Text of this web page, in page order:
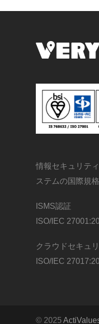
情報セキュリテ
ステムの国際規
ISMS認証
ISO/IEC
クラウドセキュ
ISO/IEC
© 2025